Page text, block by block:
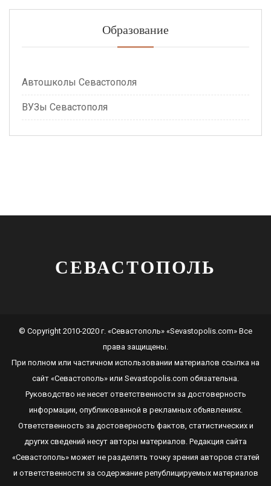
Образование
Автошколы Севастополя
ВУЗы Севастополя
СЕВАСТОПОЛЬ
© Copyright 2010-2020 г. «Севастополь» «Sevastopolis.com» Все
права защищены.
При полном или частичном использовании материалов ссылка на
сайт «Севастополь» или Sevastopolis.com обязательна.
Руководство не несет ответственности за достоверность
информации, опубликованной в рекламных объявлениях.
Ответственность за достоверность фактов, статистических и
других сведений несут авторы материалов. Редакция сайта
«Севастополь»может не разделять точку зрения авторов статей
и ответственности за содержание републицируемых материалов